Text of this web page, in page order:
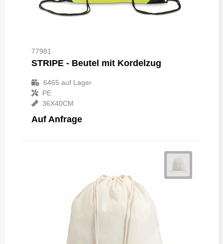
77981
STRIPE - Beutel mit Kordelzug
6465 auf Lager
PE
36X40CM
Auf Anfrage